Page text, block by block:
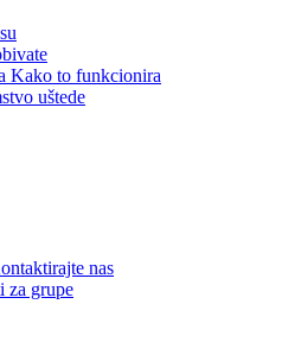
Kako to funkcionira
uštede
nas
za grupe